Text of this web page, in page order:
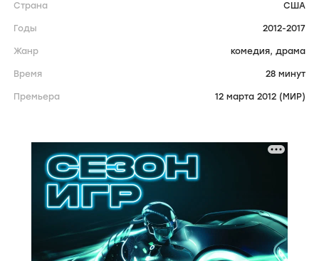
Страна США
Годы 2012-2017
Жанр комедия, драма
Время 28 минут
Премьера 12 марта 2012 (МИР)